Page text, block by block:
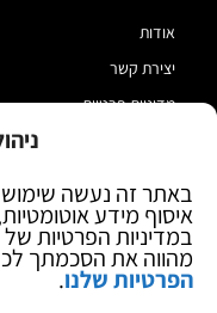
באתר זה נעשה שימוש
איסוף מידע
במדיניות הפרטיות
מהווה את הסכמתך
הפרטיות שלנו.
אודות
יצירת קשר
מדיניות פרטיות
בלוג